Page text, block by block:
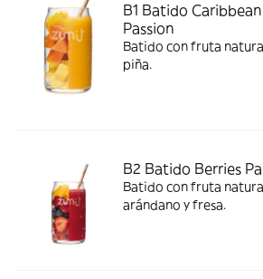
B1 Batido Caribbean
Passion
Batido con fruta
piña.
B2 Batido Berries
Batido con fruta
arándano y fresa.